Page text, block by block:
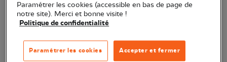
Paramétrer les cookies (accessible en bas de page de
notre site). Merci et bonne visite !
Politique de confidentialité
Accepter et fermer
Paramétrer les cookies